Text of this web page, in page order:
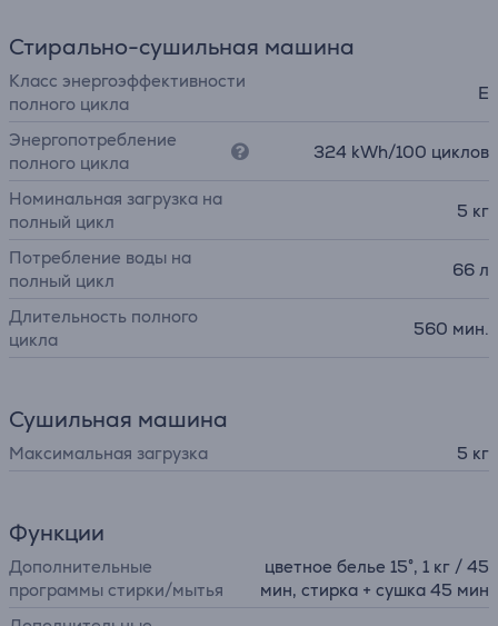
Стирально-сушильная машина
Класс энергоэффективности
полного цикла
E
Энергопотребление
полного цикла
324 kWh/100 циклов
Номинальная загрузка на
полный цикл
5 кг
Потребление воды на
полный цикл
66 л
Длительность полного
цикла
560 мин.
Сушильная машина
Максимальная загрузка 5 кг
Функции
Дополнительные
программы стирки/мытья
цветное белье 15°, 1 кг / 45
мин, стирка + сушка 45 мин